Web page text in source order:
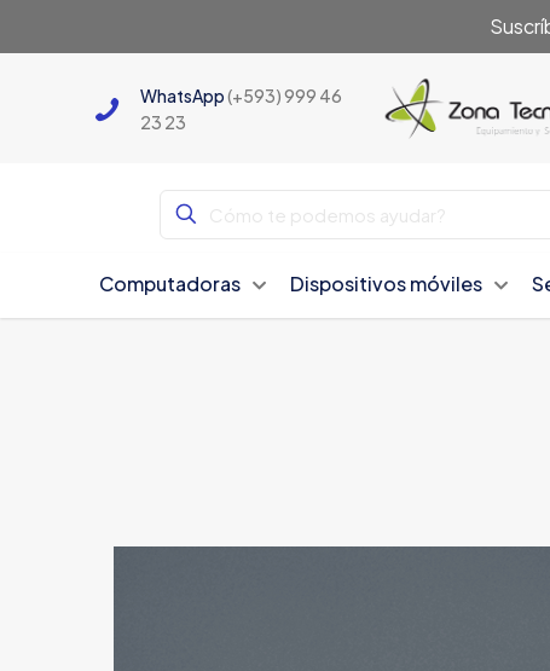
WhatsApp(+593) 999 46
23 23
Computadoras Dispositivos móviles